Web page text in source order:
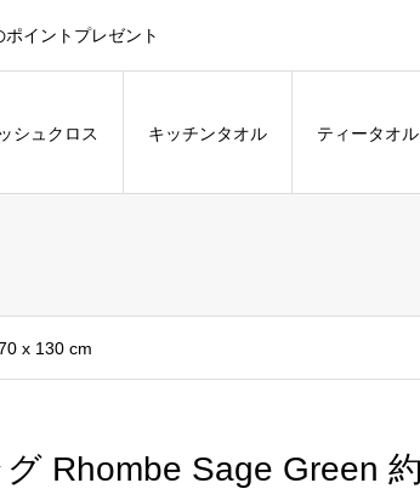
イントプレゼント
シュクロス キッチンタオル ティータオル
x 130 cm
Rhombe Sage Green